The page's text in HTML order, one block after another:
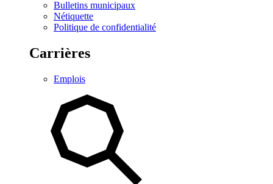
Bulletins municipaux
Nétiquette
Politique de confidentialité
Carrières
Emplois